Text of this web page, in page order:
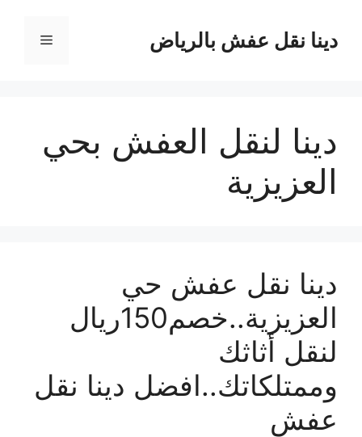
المحتوىدينا نقل عفش بالرياض القائمة
دينا لنقل العفش بحي
العزيزية
دينا نقل عفش حي
العزيزية..خصم150ريال
لنقل أثاثك
وممتلكاتك..افضل دينا نقل
عفش